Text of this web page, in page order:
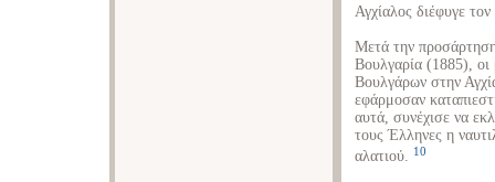
Αγχίαλος διέφυγε τον
Μετά την
Βουλγαρία (1885), οι
Βουλγάρων στην
εφάρμοσαν
αυτά, συνέχισε να
τους Έλληνες η
αλατιού. 10